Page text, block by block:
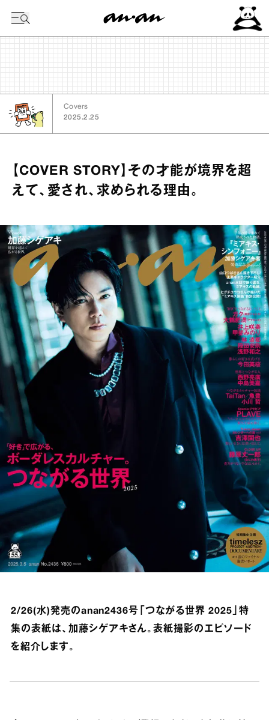
Covers
2025.2.25
【COVER STORY】その才能が境界を超
えて、愛され、求められる理由。
2/26(水)発売のanan2436号「つながる世界 2025」特
集の表紙は、加藤シゲアキさん。表紙撮影のエピソード
を紹介します。